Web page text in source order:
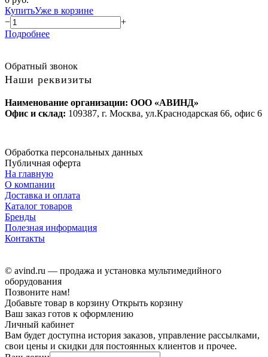
КупитьУже в корзине
−
+
Подробнее
Обратный звонок
Наши реквизиты
Наименование организации: ООО «АВИНД»
Офис и склад: 109387, г. Москва, ул.Краснодарская 66, офис 6
Обработка персональных данных
Публичная оферта
На главную
О компании
Доставка и оплата
Каталог товаров
Бренды
Полезная информация
Контакты
© avind.ru — продажа и установка мультимедийного
оборудования
Позвоните нам!
Добавьте товар в корзину Открыть корзину
Ваш заказ готов к оформлению
Личный кабинет
Вам будет доступна история заказов, управление рассылками,
свои цены и скидки для постоянных клиентов и прочее.